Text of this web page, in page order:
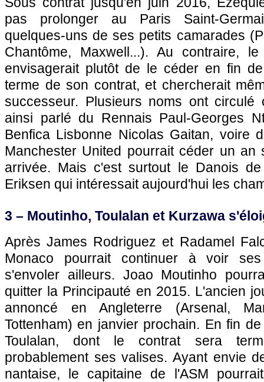
pas prolonger au Paris Saint-
quelques-uns de ses petits camarades
Chantôme, Maxwell...). Au contraire,
envisagerait plutôt de le céder en fin
terme de son contrat, et chercherait
successeur. Plusieurs noms ont circulé
ainsi parlé du Rennais Paul-Georges
Benfica Lisbonne Nicolas Gaitan, voire
Manchester United pourrait céder un an
arrivée. Mais c'est surtout le Danois de
Eriksen qui intéressait aujourd'hui les
3 – Moutinho, Toulalan et Kurzawa
Après James Rodriguez et Radamel
Monaco pourrait continuer à voir ses
s'envoler ailleurs. Joao Moutinho
quitter la Principauté en 2015. L'ancien
annoncé en Angleterre (Arsenal,
Tottenham) en janvier prochain. En fin
Toulalan, dont le contrat sera
probablement ses valises. Ayant envie
nantaise, le capitaine de l'ASM